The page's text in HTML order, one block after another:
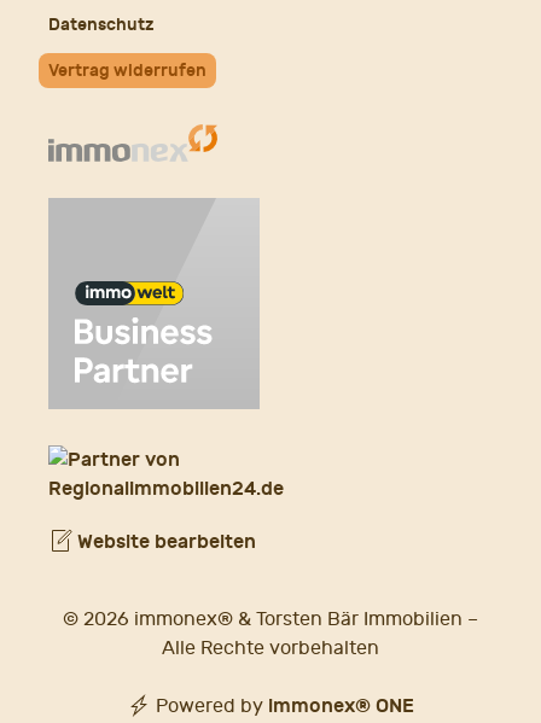
Datenschutz
Vertrag widerrufen
Website bearbeiten
© 2026 immonex® & Torsten Bär Immobilien –
Alle Rechte vorbehalten
Powered by immonex® ONE